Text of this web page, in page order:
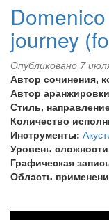
journey (fo
Опубликовано 7
Автор сочинения,
Автор
Стиль,
Количество
Инструменты:
Уровень
Графическая
Область